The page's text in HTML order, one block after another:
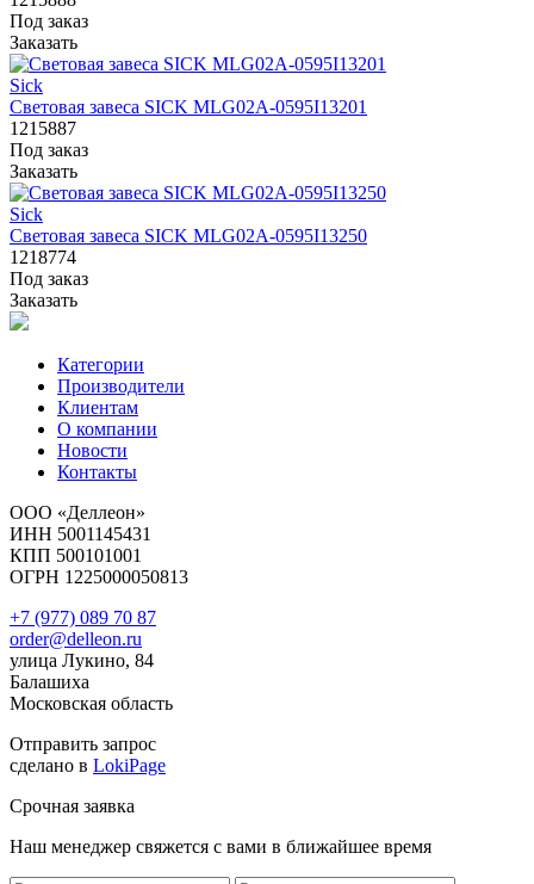
Под заказ
Заказать
Sick
Световая завеса SICK MLG02A-0595I13201
1215887
Под заказ
Заказать
Sick
Световая завеса SICK MLG02A-0595I13250
1218774
Под заказ
Заказать
Категории
Производители
Клиентам
О компании
Новости
Контакты
ООО «Деллеон»
ИНН 5001145431
КПП 500101001
ОГРН 1225000050813
+7 (977) 089 70 87
order@delleon.ru
улица Лукино, 84
Балашиха
Московская область
Отправить запрос
сделано в LokiPage
Срочная заявка
Наш менеджер свяжется с вами в ближайшее время